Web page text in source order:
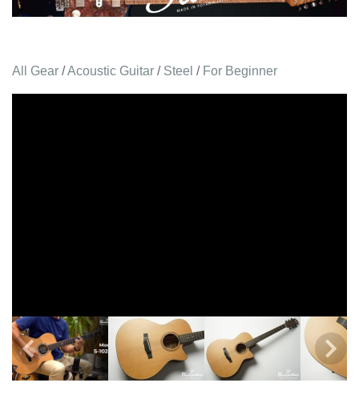
All Gear /Acoustic Guitar / Steel / For Beginner